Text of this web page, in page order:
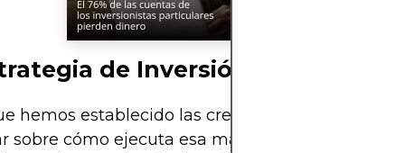
de Inversión
hemos establecido las credenciales de Pat, es
sobre cómo ejecuta esa magia de inversión